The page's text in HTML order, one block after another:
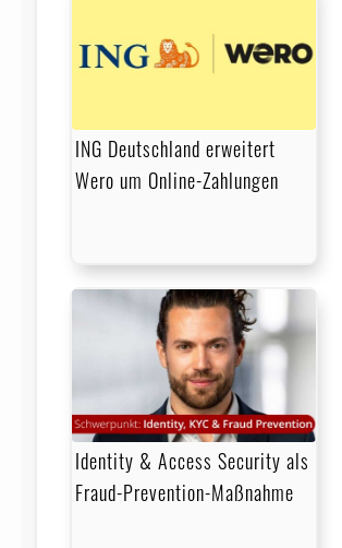
ING Deutschland erweitert
Wero um Online-Zahlungen
Identity & Access Security als
Fraud-Prevention-Maßnahme